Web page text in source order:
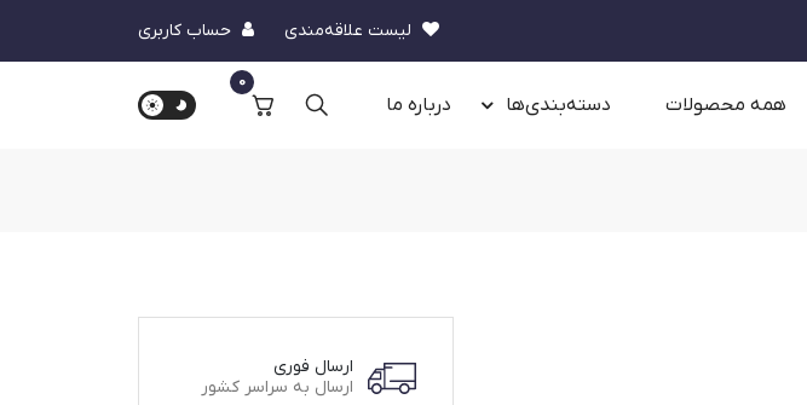
لیست علاقه‌مندی حساب کاربری
همه محصولات دسته‌بندی‌ها درباره‌ ما
0
ارسال فوری
ارسال به سراسر کشور